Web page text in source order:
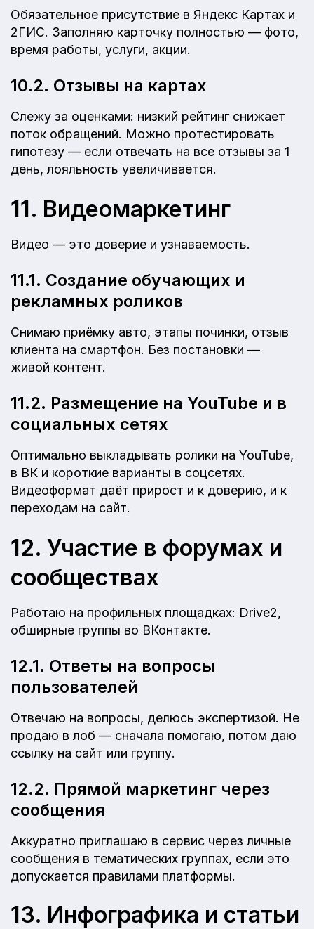
Обязательное присутствие в Яндекс Картах и
2ГИС. Заполняю карточку полностью — фото,
время работы, услуги, акции.
10.2. Отзывы на картах
Слежу за оценками: низкий рейтинг снижает
поток обращений. Можно протестировать
гипотезу — если отвечать на все отзывы за 1
день, лояльность увеличивается.
11. Видеомаркетинг
Видео — это доверие и узнаваемость.
11.1. Создание обучающих и
рекламных роликов
Снимаю приёмку авто, этапы починки, отзыв
клиента на смартфон. Без постановки —
живой контент.
11.2. Размещение на YouTube и в
социальных сетях
Оптимально выкладывать ролики на YouTube,
в ВК и короткие варианты в соцсетях.
Видеоформат даёт прирост и к доверию, и к
переходам на сайт.
12. Участие в форумах и
сообществах
Работаю на профильных площадках: Drive2,
обширные группы во ВКонтакте.
12.1. Ответы на вопросы
пользователей
Отвечаю на вопросы, делюсь экспертизой. Не
продаю в лоб — сначала помогаю, потом даю
ссылку на сайт или группу.
12.2. Прямой маркетинг через
сообщения
Аккуратно приглашаю в сервис через личные
сообщения в тематических группах, если это
допускается правилами платформы.
13. Инфографика и статьи